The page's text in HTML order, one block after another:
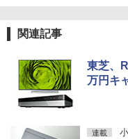
関連記事
東芝、
万円キ
連載